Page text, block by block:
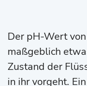
Der pH-Wert
maßgeblich
Zustand der
in ihr vorgeht.